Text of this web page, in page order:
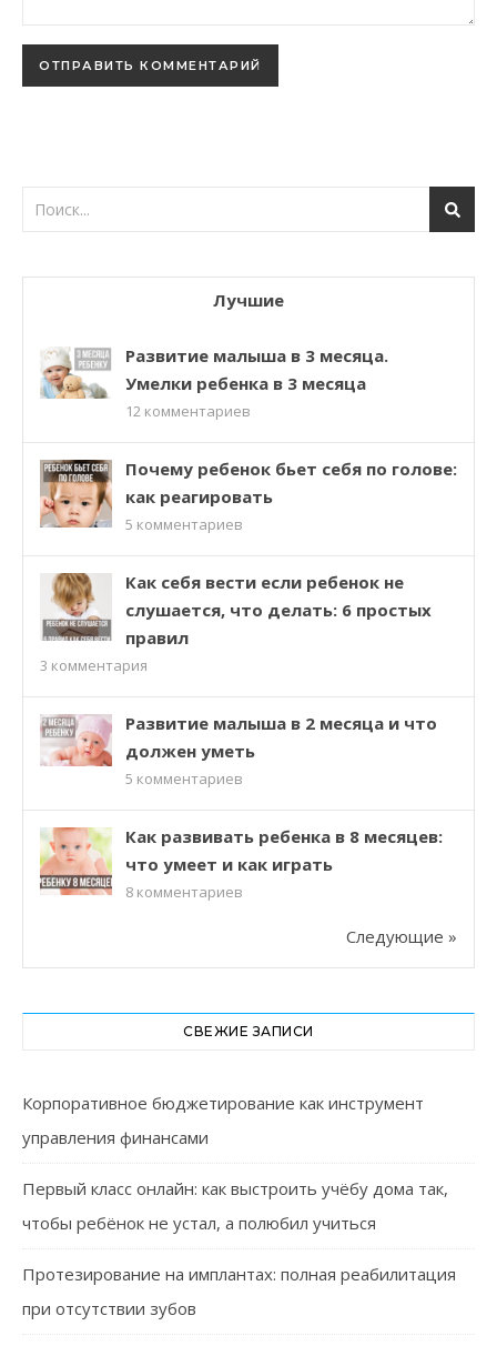
Лучшие
Развитие малыша в 3 месяца.
Умелки ребенка в 3 месяца
12 комментариев
Почему ребенок бьет себя по голове:
как реагировать
5 комментариев
Как себя вести если ребенок не
слушается, что делать: 6 простых
правил
3 комментария
Развитие малыша в 2 месяца и что
должен уметь
5 комментариев
Как развивать ребенка в 8 месяцев:
что умеет и как играть
8 комментариев
Следующие »
СВЕЖИЕ ЗАПИСИ
Корпоративное бюджетирование как инструмент
управления финансами
Первый класс онлайн: как выстроить учёбу дома так,
чтобы ребёнок не устал, а полюбил учиться
Протезирование на имплантах: полная реабилитация
при отсутствии зубов